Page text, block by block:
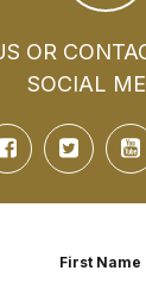
OR
SOCIAL
First Name